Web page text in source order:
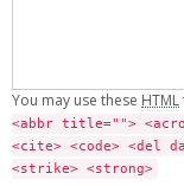
You may use these HTML
<abbr title="">
<cite> <code> <del
<strike> <strong>